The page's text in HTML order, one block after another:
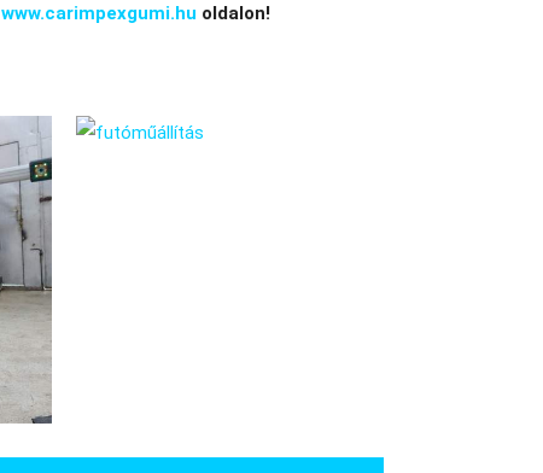
www.carimpexgumi.hu oldalon!